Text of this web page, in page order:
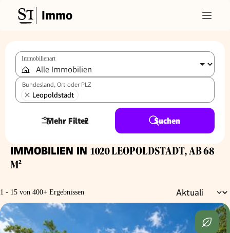
Immo
Immobilienart
Bundesland, Ort oder PLZ
Leopoldstadt
Mehr Filter
2 Suchen
IMMOBILIEN IN 1020 LEOPOLDSTADT, AB 68
M²
1 - 15 von 400+ Ergebnissen